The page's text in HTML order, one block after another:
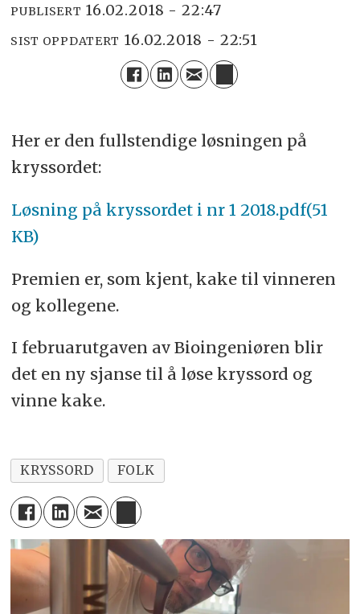
PUBLISERT 16.02.2018 - 22:47
SIST OPPDATERT 16.02.2018 - 22:51
Her er den fullstendige løsningen på
kryssordet:
Løsning på kryssordet i nr 1 2018.pdf(51
KB)
Premien er, som kjent, kake til vinneren
og kollegene.
I februarutgaven av Bioingeniøren blir
det en ny sjanse til å løse kryssord og
vinne kake.
KRYSSORD FOLK